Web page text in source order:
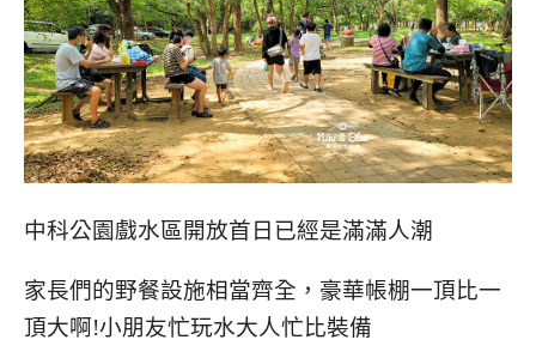
中科公園戲水區開放首日已經是滿滿人潮
家長們的野餐設施相當齊全，豪華帳棚一頂比一
頂大啊!小朋友忙玩水大人忙比裝備